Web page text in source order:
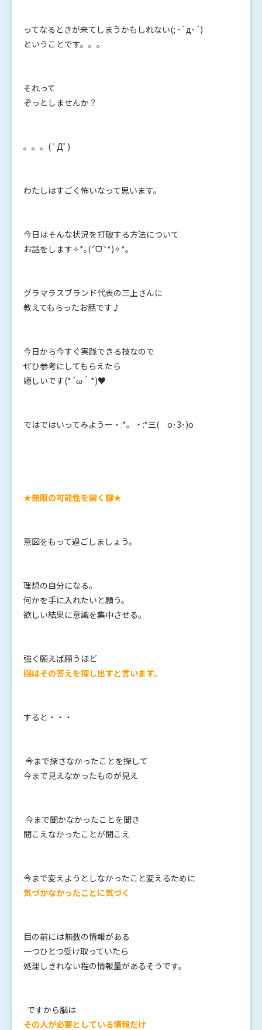
ってなるときが来てしまうかもしれない(; ･`д･´)
ということです。。。
それって
ぞっとしませんか？
。。。( ﾟДﾟ)
わたしはすごく怖いなって思います。
今日はそんな状況を打破する方法について
お話をします✧*｡(ˊᗜˋ*)✧*｡
グラマラスブランド代表の三上さんに
教えてもらったお話です♪
今日から今すぐ実践できる技なので
ぜひ参考にしてもらえたら
嬉しいです(*´ω｀*)♥
ではではいってみようー・:*。・:*三( o･3･)o
★無限の可能性を開く鍵★
意図をもって過ごしましょう。
理想の自分になる。
何かを手に入れたいと願う。
欲しい結果に意識を集中させる。
強く願えば願うほど
脳はその答えを探し出すと言います。
すると・・・
今まで探さなかったことを探して
今まで見えなかったものが見え
今まで聞かなかったことを聞き
聞こえなかったことが聞こえ
今まで変えようとしなかったこと変えるために
気づかなかったことに気づく
目の前には無数の情報がある
一つひとつ受け取っていたら
処理しきれない程の情報量があるそうです。
ですから脳は
その人が必要としている情報だけ